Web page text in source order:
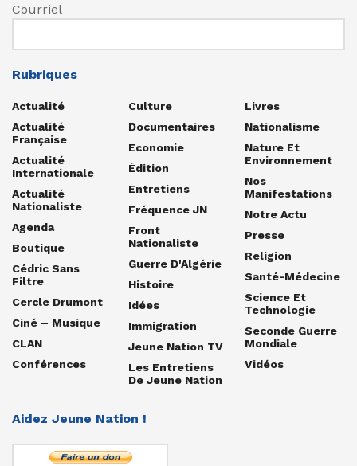
Courriel
Rubriques
Actualité
Actualité
Française
Actualité
Internationale
Actualité
Nationaliste
Agenda
Boutique
Cédric Sans
Filtre
Cercle Drumont
Ciné – Musique
CLAN
Conférences
Culture
Documentaires
Economie
Édition
Entretiens
Fréquence JN
Front
Nationaliste
Guerre D'Algérie
Histoire
Idées
Immigration
Jeune Nation TV
Les Entretiens
De Jeune Nation
Livres
Nationalisme
Nature Et
Environnement
Nos
Manifestations
Notre Actu
Presse
Religion
Santé-Médecine
Science Et
Technologie
Seconde Guerre
Mondiale
Vidéos
Aidez Jeune Nation !